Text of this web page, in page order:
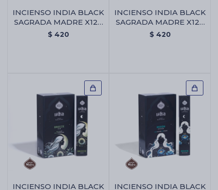
INCIENSO INDIA BLACK
SAGRADA MADRE X12 -
Astro
$ 420
INCIENSO INDIA BLACK
SAGRADA MADRE X12 -
Brillo
$ 420
INCIENSO INDIA BLACK
INCIENSO INDIA BLACK
Cartas de Tarot
Aromatizantes de ambientes
Artículos Esotéricos